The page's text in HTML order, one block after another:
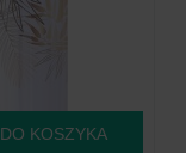
DO KOSZYKA